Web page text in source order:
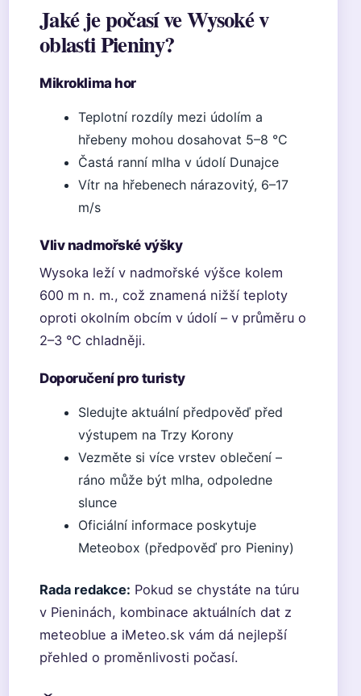
Jaké je počasí ve Wysoké v
oblasti Pieniny?
Mikroklima hor
Teplotní rozdíly mezi údolím a
hřebeny mohou dosahovat 5–8 °C
Častá ranní mlha v údolí Dunajce
Vítr na hřebenech nárazovitý, 6–17
m/s
Vliv nadmořské výšky
Wysoka leží v nadmořské výšce kolem
600 m n. m., což znamená nižší teploty
oproti okolním obcím v údolí – v průměru o
2–3 °C chladněji.
Doporučení pro turisty
Sledujte aktuální předpověď před
výstupem na Trzy Korony
Vezměte si více vrstev oblečení –
ráno může být mlha, odpoledne
slunce
Oficiální informace poskytuje
Meteobox (předpověď pro Pieniny)
Rada redakce: Pokud se chystáte na túru
v Pieninách, kombinace aktuálních dat z
meteoblue a iMeteo.sk vám dá nejlepší
přehled o proměnlivosti počasí.